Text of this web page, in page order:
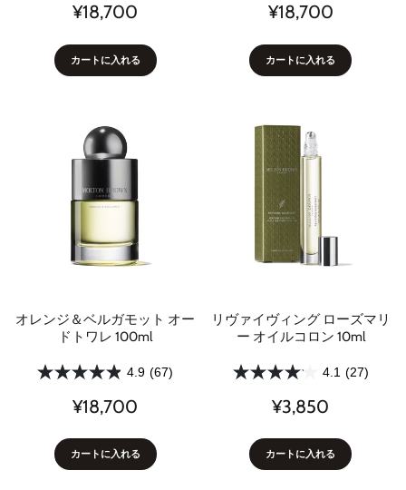
¥18,700
カートに入れる
¥18,700
カートに入れる
オレンジ＆ベルガモット オー
ドトワレ 100ml
4.9 (67)
¥18,700
カートに入れる
リヴァイヴィング ローズマリ
ー オイルコロン 10ml
4.1 (27)
¥3,850
カートに入れる